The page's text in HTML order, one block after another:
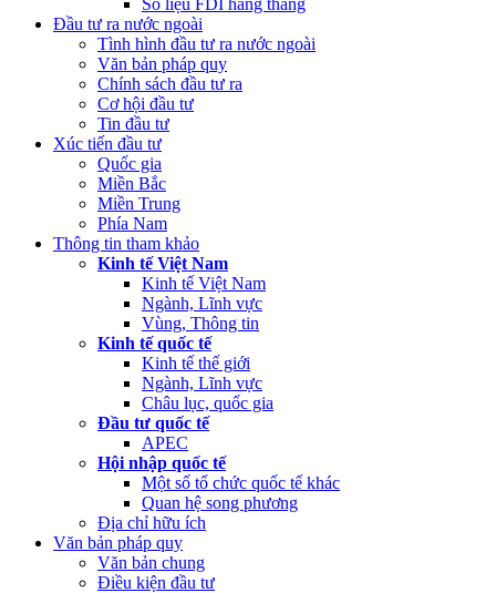
Số liệu FDI hàng tháng
Đầu tư ra nước ngoài
Tình hình đầu tư ra nước ngoài
Văn bản pháp quy
Chính sách đầu tư ra
Cơ hội đầu tư
Tin đầu tư
Xúc tiến đầu tư
Quốc gia
Miền Bắc
Miền Trung
Phía Nam
Thông tin tham khảo
Kinh tế Việt Nam
Kinh tế Việt Nam
Ngành, Lĩnh vực
Vùng, Thông tin
Kinh tế quốc tế
Kinh tế thế giới
Ngành, Lĩnh vực
Châu lục, quốc gia
Đầu tư quốc tế
APEC
Hội nhập quốc tế
Một số tổ chức quốc tế khác
Quan hệ song phương
Địa chỉ hữu ích
Văn bản pháp quy
Văn bản chung
Điều kiện đầu tư